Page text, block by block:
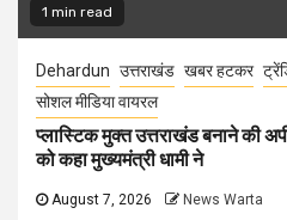
1 min read
Dehardun उत्तराखंड खबर हटकर
सोशल मीडिया वायरल
प्लास्टिक मुक्त उत्तराखंड बनाने की
को कहा मुख्यमंत्री धामी ने
August 7, 2026 News Warta